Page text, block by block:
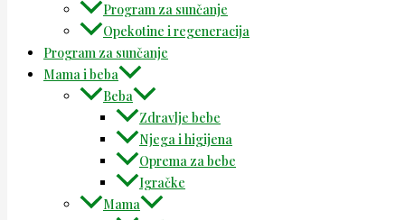
Program za sunčanje
Opekotine i regeneracija
Program za sunčanje
Mama i beba
Beba
Zdravlje bebe
Njega i higijena
Oprema za bebe
Igračke
Mama